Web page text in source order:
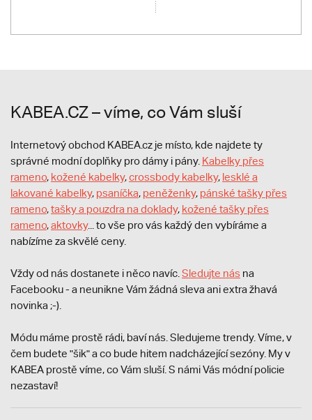
KABEA.CZ – víme, co Vám sluší
Internetový obchod KABEA.cz je místo, kde najdete ty
správné modní doplňky pro dámy i pány. Kabelky přes
rameno, kožené kabelky,crossbody kabelky, lesklé a
lakované kabelky, psaníčka, peněženky, pánské tašky přes
rameno,tašky a pouzdra na doklady, kožené tašky přes
rameno,aktovky... to vše pro vás každý den vybíráme a
nabízíme za skvělé ceny.
Vždy od nás dostanete i něco navíc. Sledujte nás na
Facebooku - a neunikne Vám žádná sleva ani extra žhavá
novinka ;-).
Módu máme prostě rádi, baví nás. Sledujeme trendy. Víme, v
čem budete "šik" a co bude hitem nadcházející sezóny. My v
KABEA prostě víme, co Vám sluší. S námi Vás módní policie
nezastaví!